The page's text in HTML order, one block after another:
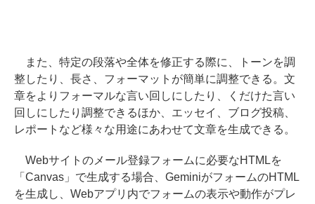
また、特定の段落や全体を修正する際に、トーンを調
整したり、長さ、フォーマットが簡単に調整できる。文
章をよりフォーマルな言い回しにしたり、くだけた言い
回しにしたり調整できるほか、エッセイ、ブログ投稿、
レポートなど様々な用途にあわせて文章を生成できる。
Webサイトのメール登録フォームに必要なHTMLを
「Canvas」で生成する場合、GeminiがフォームのHTML
を生成し、Webアプリ内でフォームの表示や動作がプレ